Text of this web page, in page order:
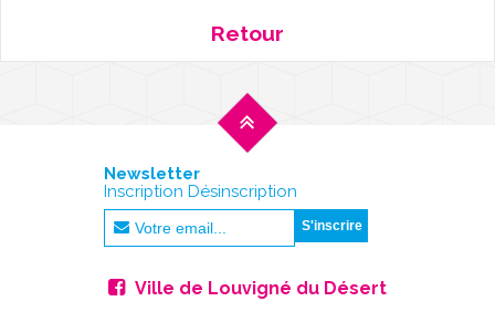
Retour
Newsletter
Inscription Désinscription
Ville de Louvigné du Désert